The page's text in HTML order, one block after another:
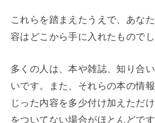
これらを踏まえたうえで、あな
容はどこから手に入れたものでし
多くの人は、本や雑誌、知り合
いです。また、それらの本の情
じった内容を多少付け加えただ
をついてない場合がほとんどです